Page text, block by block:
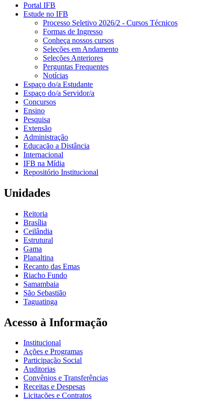
Portal IFB
Estude no IFB
Processo Seletivo 2026/2 - Cursos Técnicos
Formas de Ingresso
Conheça nossos cursos
Seleções em Andamento
Seleções Anteriores
Perguntas Frequentes
Notícias
Espaço do/a Estudante
Espaço do/a Servidor/a
Concursos
Ensino
Pesquisa
Extensão
Administração
Educação a Distância
Internacional
IFB na Mídia
Repositório Institucional
Unidades
Reitoria
Brasília
Ceilândia
Estrutural
Gama
Planaltina
Recanto das Emas
Riacho Fundo
Samambaia
São Sebastião
Taguatinga
Acesso à Informação
Institucional
Ações e Programas
Participação Social
Auditorias
Convênios e Transferências
Receitas e Despesas
Licitações e Contratos